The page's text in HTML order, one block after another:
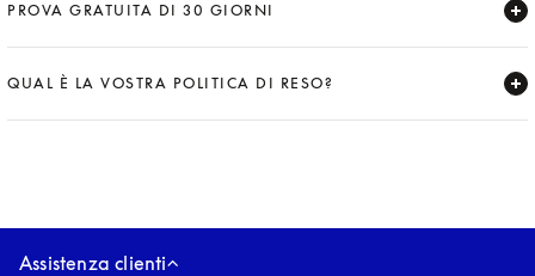
PROVA GRATUITA DI 30 GIORNI
QUAL È LA VOSTRA POLITICA DI RESO?
Assistenza clienti